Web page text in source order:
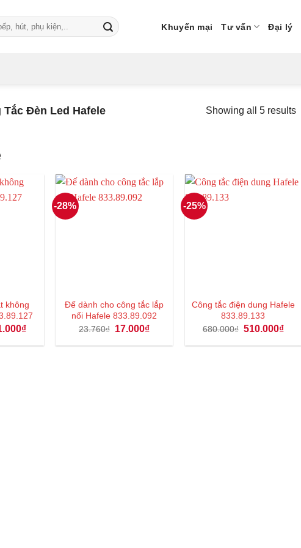
Khuyến mại Tư vấn Đại lý
Tắc Đèn Led Hafele Showing all 5 results
không
₫Giá
tại
-28%
Đế dành cho công tắc lắp
nổi Hafele 833.89.092
23.760₫ Giá
là:
17.000₫Giá
tại
-25%
Công tắc điện dung Hafele
833.89.133
680.000₫ Giá
là:
510.000₫Giá
tại